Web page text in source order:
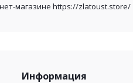
магазине https://zlatoust.store/
Информация